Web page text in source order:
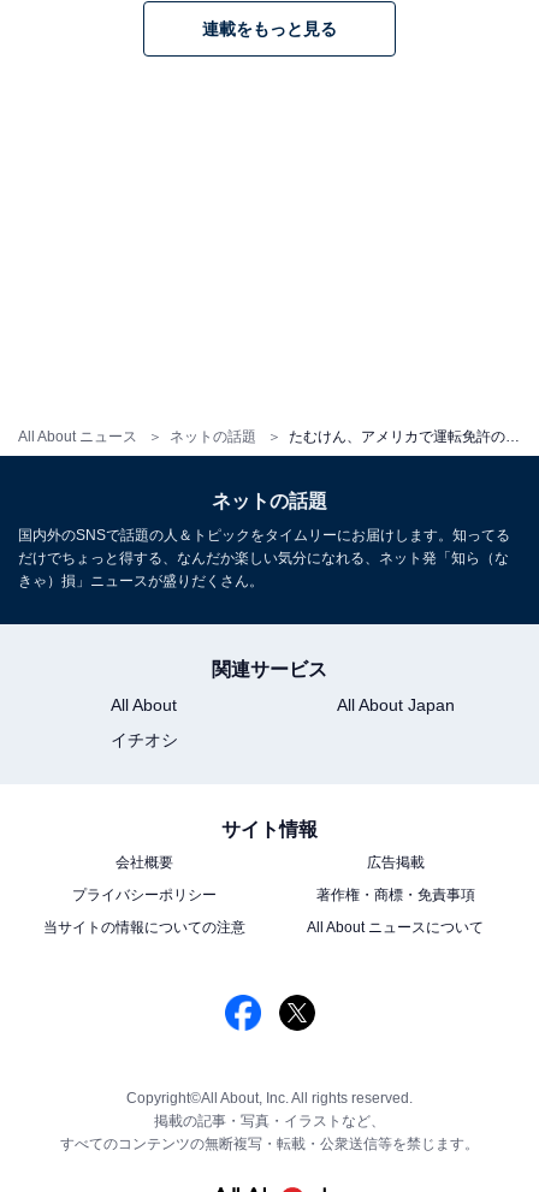
All About ニュース ネットの話題
連載をもっと見る
ネットの話題
国内外のSNSで話題の人＆トピックをタイムリーにお届けします。知ってる
だけでちょっと得する、なんだか楽しい気分になれる、ネット発「知ら（な
きゃ）損」ニュースが盛りだくさん。
関連サービス
All About
All About Japan
イチオシ
サイト情報
会社概要
広告掲載
プライバシーポリシー
著作権・商標・免責事項
当サイトの情報についての注意
All About ニュースについて
Copyright©All About, Inc. All rights reserved.
掲載の記事・写真・イラストなど、
すべてのコンテンツの無断複写・転載・公衆送信等を禁じます。